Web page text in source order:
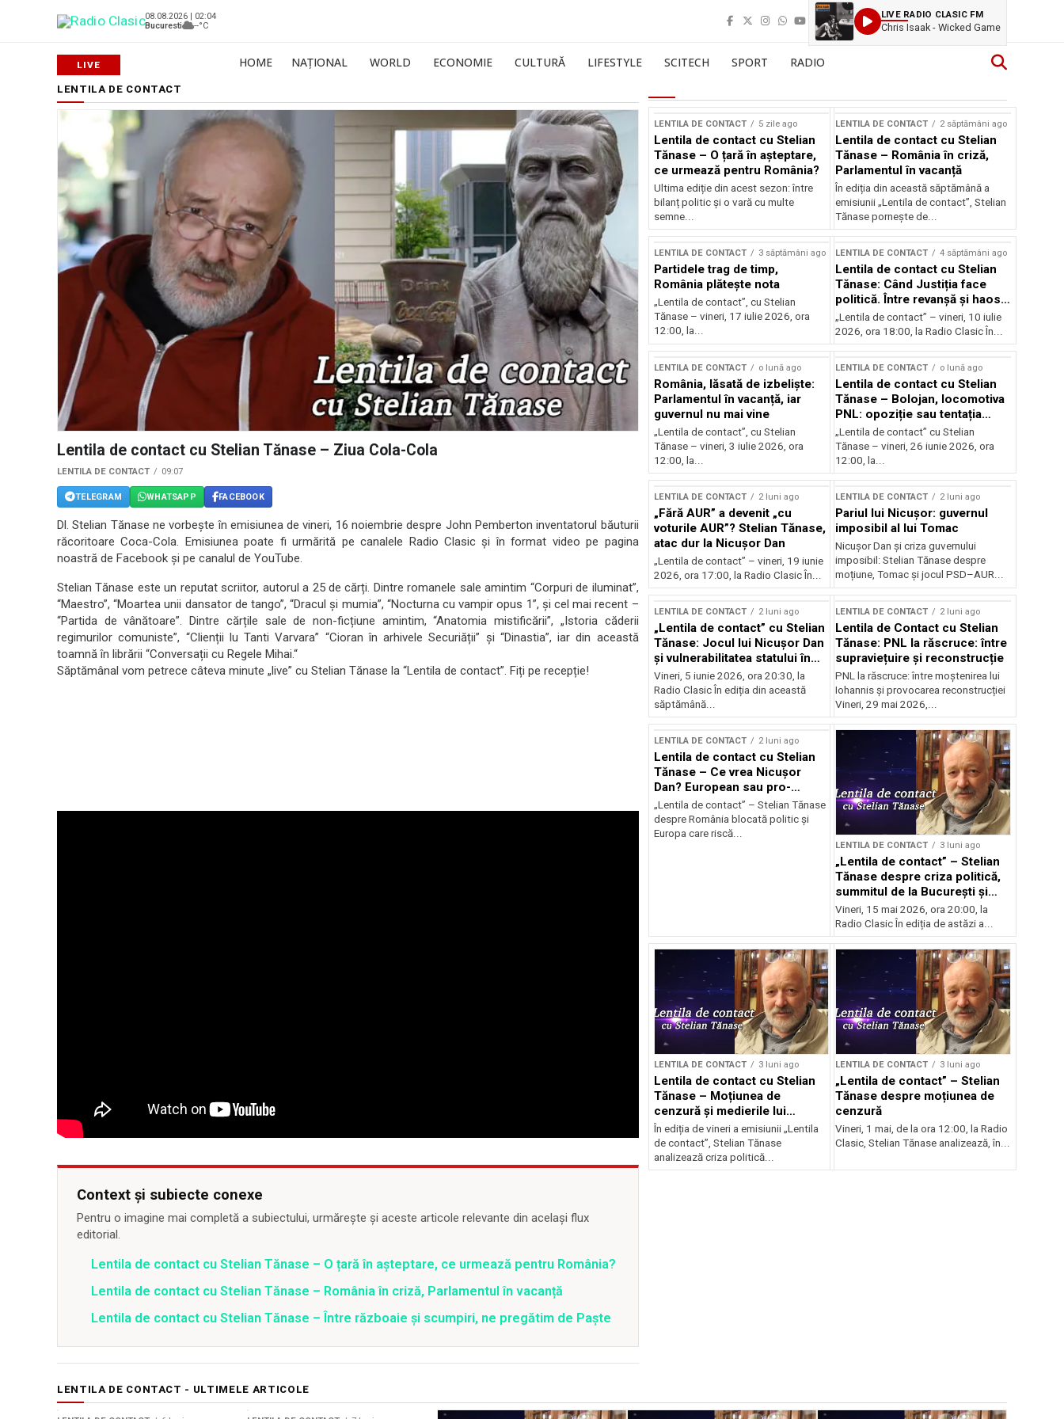
08.08.2026 | 02:04
Bucuresti
--°C
LIVE RADIO CLASIC FM
Chris Isaak - Wicked Game
HOME NAȚIONAL WORLD ECONOMIE CULTURĂ LIFESTYLE SCITECH SPORT RADIO
LENTILA DE CONTACT
Lentila de contact cu Stelian Tănase – Ziua Cola-Cola
LENTILA DE CONTACT 09:07
TELEGRAM WHATSAPP FACEBOOK
Dl. Stelian Tănase ne vorbește în emisiunea de vineri, 16 noiembrie despre John Pemberton inventatorul băuturii
răcoritoare Coca-Cola. Emisiunea poate fi urmărită pe canalele Radio Clasic și în format video pe pagina
noastră de Facebook și pe canalul de YouTube.
Stelian Tănase este un reputat scriitor, autorul a 25 de cărți. Dintre romanele sale amintim “Corpuri de iluminat”,
“Maestro”, “Moartea unii dansator de tango”, “Dracul și mumia”, “Nocturna cu vampir opus 1”, și cel mai recent –
“Partida de vânătoare”. Dintre cărțile sale de non-ficțiune amintim, “Anatomia mistificării”, „Istoria căderii
regimurilor comuniste”, “Clienții lu Tanti Varvara” “Cioran în arhivele Securiății” și “Dinastia”, iar din această
toamnă în librării “Conversații cu Regele Mihai.“
Săptămânal vom petrece câteva minute „live” cu Stelian Tănase la “Lentila de contact”. Fiți pe recepție!
Context și subiecte conexe
Pentru o imagine mai completă a subiectului, urmărește și aceste articole relevante din același flux
editorial.
Lentila de contact cu Stelian Tănase – O țară în așteptare, ce urmează pentru România?
Lentila de contact cu Stelian Tănase – România în criză, Parlamentul în vacanță
Lentila de contact cu Stelian Tănase – Între războaie și scumpiri, ne pregătim de Paște
LENTILA DE CONTACT 5 zile ago
Lentila de contact cu Stelian
Tănase – O țară în așteptare,
ce urmează pentru România?
Ultima ediție din acest sezon: între
bilanț politic și o vară cu multe
semne...
LENTILA DE CONTACT 2 săptămâni ago
Lentila de contact cu Stelian
Tănase – România în criză,
Parlamentul în vacanță
În ediția din această săptămână a
emisiunii „Lentila de contact”, Stelian
Tănase pornește de...
LENTILA DE CONTACT 3 săptămâni ago
Partidele trag de timp,
România plătește nota
„Lentila de contact”, cu Stelian
Tănase – vineri, 17 iulie 2026, ora
12:00, la...
LENTILA DE CONTACT 4 săptămâni ago
Lentila de contact cu Stelian
Tănase: Când Justiția face
politică. Între revanșă și haos
instituțional
„Lentila de contact” – vineri, 10 iulie
2026, ora 18:00, la Radio Clasic În...
LENTILA DE CONTACT o lună ago
România, lăsată de izbeliște:
Parlamentul în vacanță, iar
guvernul nu mai vine
„Lentila de contact”, cu Stelian
Tănase – vineri, 3 iulie 2026, ora
12:00, la...
LENTILA DE CONTACT o lună ago
Lentila de contact cu Stelian
Tănase – Bolojan, locomotiva
PNL: opoziție sau tentația
puterii?
„Lentila de contact” cu Stelian
Tănase – vineri, 26 iunie 2026, ora
12:00, la...
LENTILA DE CONTACT 2 luni ago
„Fără AUR” a devenit „cu
voturile AUR”? Stelian Tănase,
atac dur la Nicușor Dan
„Lentila de contact” – vineri, 19 iunie
2026, ora 17:00, la Radio Clasic În...
LENTILA DE CONTACT 2 luni ago
Pariul lui Nicușor: guvernul
imposibil al lui Tomac
Nicușor Dan și criza guvernului
imposibil: Stelian Tănase despre
moțiune, Tomac și jocul PSD–AUR...
LENTILA DE CONTACT 2 luni ago
„Lentila de contact” cu Stelian
Tănase: Jocul lui Nicușor Dan
și vulnerabilitatea statului în
fața crizelor
Vineri, 5 iunie 2026, ora 20:30, la
Radio Clasic În ediția din această
săptămână...
LENTILA DE CONTACT 2 luni ago
Lentila de Contact cu Stelian
Tănase: PNL la răscruce: între
supraviețuire și reconstrucție
PNL la răscruce: între moștenirea lui
Iohannis și provocarea reconstrucției
Vineri, 29 mai 2026,...
LENTILA DE CONTACT 2 luni ago
Lentila de contact cu Stelian
Tănase – Ce vrea Nicușor
Dan? European sau pro-
occidental?
„Lentila de contact” – Stelian Tănase
despre România blocată politic și
Europa care riscă...
LENTILA DE CONTACT 3 luni ago
„Lentila de contact” – Stelian
Tănase despre criza politică,
summitul de la București și
ascensiunea lui Bolojan
Vineri, 15 mai 2026, ora 20:00, la
Radio Clasic În ediția de astăzi a...
LENTILA DE CONTACT 3 luni ago
Lentila de contact cu Stelian
Tănase – Moțiunea de
cenzură și medierile lui
Nicușor
În ediția de vineri a emisiunii „Lentila
de contact”, Stelian Tănase
analizează criza politică...
LENTILA DE CONTACT 3 luni ago
„Lentila de contact” – Stelian
Tănase despre moțiunea de
cenzură
Vineri, 1 mai, de la ora 12:00, la Radio
Clasic, Stelian Tănase analizează, în...
LENTILA DE CONTACT - ULTIMELE ARTICOLE